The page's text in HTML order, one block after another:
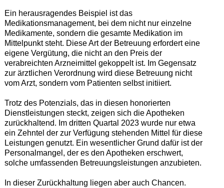
Ein herausragendes Beispiel ist das
Medikationsmanagement, bei dem nicht nur einzelne
Medikamente, sondern die gesamte Medikation im
Mittelpunkt steht. Diese Art der Betreuung erfordert eine
eigene Vergütung, die nicht an den Preis der
verabreichten Arzneimittel gekoppelt ist. Im Gegensatz
zur ärztlichen Verordnung wird diese Betreuung nicht
vom Arzt, sondern vom Patienten selbst initiiert.
Trotz des Potenzials, das in diesen honorierten
Dienstleistungen steckt, zeigen sich die Apotheken
zurückhaltend. Im dritten Quartal 2023 wurde nur etwa
ein Zehntel der zur Verfügung stehenden Mittel für diese
Leistungen genutzt. Ein wesentlicher Grund dafür ist der
Personalmangel, der es den Apotheken erschwert,
solche umfassenden Betreuungsleistungen anzubieten.
In dieser Zurückhaltung liegen aber auch Chancen.